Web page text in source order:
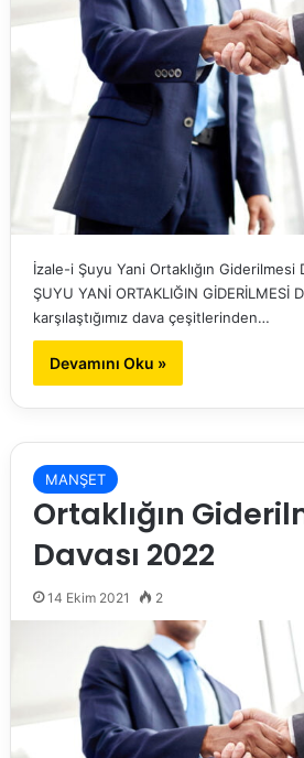
İzale-i Şuyu Yani Ortaklığın
ŞUYU YANİ ORTAKLIĞIN GİDERİLMESİ
karşılaştığımız dava çeşitlerinden…
Devamını Oku »
MANŞET
Ortaklığın
Davası 2022
14 Ekim 2021 2